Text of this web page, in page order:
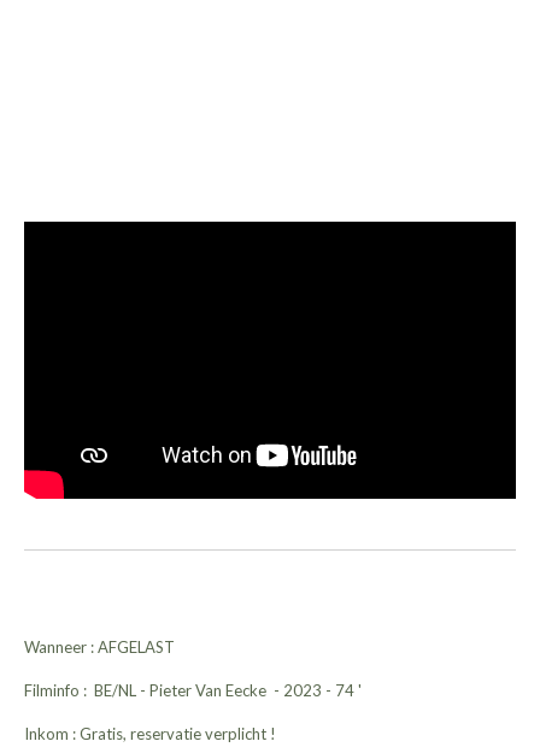
Wanneer : AFGELAST
Filminfo : BE/NL - Pieter Van Eecke - 2023 - 74 '
Inkom : Gratis, reservatie verplicht !